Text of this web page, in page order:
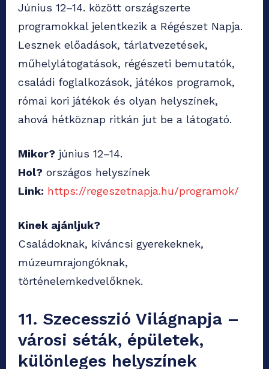
Június 12–14. között országszerte
programokkal jelentkezik a Régészet Napja.
Lesznek előadások, tárlatvezetések,
műhelylátogatások, régészeti bemutatók,
családi foglalkozások, játékos programok,
római kori játékok és olyan helyszínek,
ahová hétköznap ritkán jut be a látogató.
Mikor? június 12–14.
Hol? országos helyszínek
Link: https://regeszetnapja.hu/programok/
Kinek ajánljuk?
Családoknak, kíváncsi gyerekeknek,
múzeumrajongóknak,
történelemkedvelőknek.
11. Szecesszió Világnapja –
városi séták, épületek,
különleges helyszínek